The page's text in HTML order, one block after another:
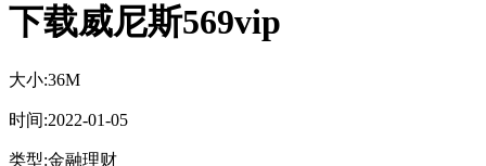
下载威尼斯569vip
大小:36M
时间:2022-01-05
类型:金融理财